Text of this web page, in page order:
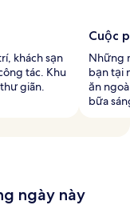
khách sạn
tác. Khu
giãn.
Cuộc
Những
bạn tại
ăn
bữa
ngày này